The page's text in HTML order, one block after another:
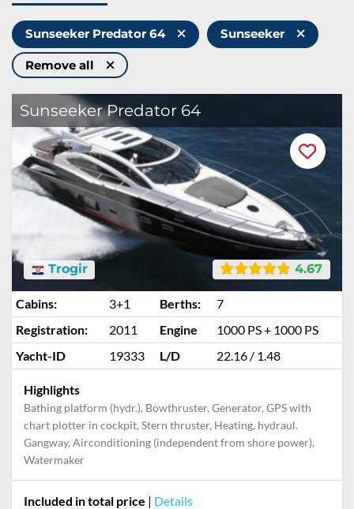
Sunseeker Predator 64 Sunseeker
Remove all
Sunseeker Predator 64
4.67
Trogir
Cabins: 3+1 Berths:
7
Registration:
2011 Engine
1000 PS + 1000 PS
Yacht-ID
19333 L/D 22.16 / 1.48
Highlights
Bathing platform (hydr.), Bowthruster, Generator, GPS with
chart plotter in cockpit, Stern thruster, Heating, hydraul.
Gangway, Airconditioning (independent from shore power),
Watermaker
Included in total price | Details